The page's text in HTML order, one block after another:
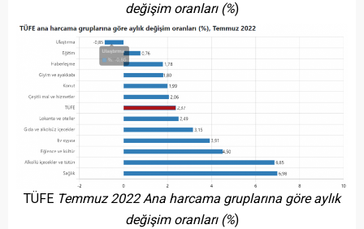
değişim oranları (%)
TÜFE Temmuz 2022Ana harcama gruplarına göre aylık
değişim oranları (%)